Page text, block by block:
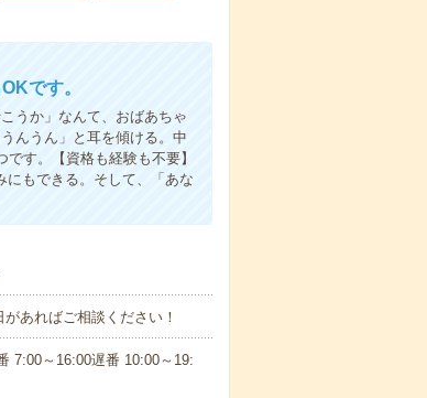
です。
うか」なんて、おばあちゃ
んうん」と耳を傾ける。中
す。【資格も経験も不要】
もできる。そして、「あな
あればご相談ください！
7:00～16:00遅番 10:00～19: